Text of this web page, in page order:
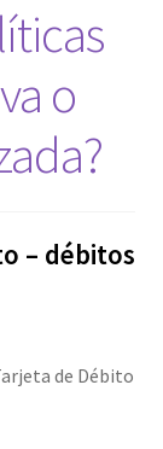
o
– débitos
de Débito